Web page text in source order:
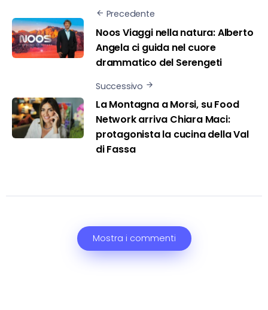
Precedente
Noos Viaggi nella natura: Alberto
Angela ci guida nel cuore
drammatico del Serengeti
Successivo
La Montagna a Morsi, su Food
Network arriva Chiara Maci:
protagonista la cucina della Val
di Fassa
Mostra i commenti